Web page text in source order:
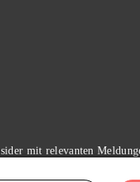
mit relevanten